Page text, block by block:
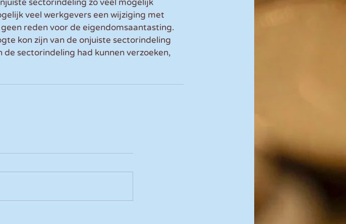
sectorindeling zo veel mogelijk
veel werkgevers een wijziging met
reden voor de eigendomsaantasting.
kon zijn van de onjuiste sectorindeling
sectorindeling had kunnen verzoeken,